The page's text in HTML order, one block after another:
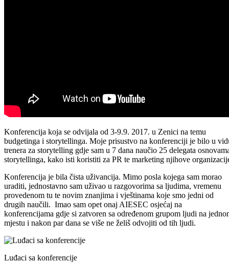
Konferencija koja se odvijala od 3-9.9. 2017. u Zenici na temu
budgetinga i storytellinga. Moje prisustvo na konferenciji je bilo u
trenera za storytelling gdje sam u 7 dana naučio 25 delegata
storytellinga, kako isti koristiti za PR te marketing njihove
Konferencija je bila čista uživancija. Mimo posla kojega sam morao
uraditi, jednostavno sam uživao u razgovorima sa ljudima, vremenu
provedenom tu te novim znanjima i vještinama koje smo jedni od
drugih naučili. Imao sam opet onaj AIESEC osjećaj na
konferencijama gdje si zatvoren sa određenom grupom ljudi na
mjestu i nakon par dana se više ne želiš odvojiti od tih ljudi.
Luđaci sa konferencije